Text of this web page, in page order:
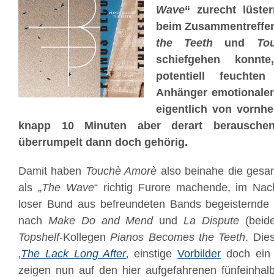
Wave“ zurecht
beim
the Teeth und
schiefgehen
potentiell
Anhänger
eigentlich von
knapp 10 Minuten aber derart
überrumpelt dann doch gehörig.
Damit haben Touchè Amorè also beinahe die
als „The Wave“ richtig Furore machende, im
loser Bund aus befreundeten Bands
nach Make Do and Mend undLa Dispute
Topshelf-KollegenPianos Becomes the Teeth.
‚The Lack Long After‚ einstigeVorbilder doch ein
zeigen nun auf den hier aufgefahrenen